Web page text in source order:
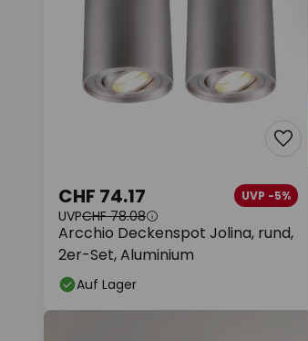
Arcchio Deckenspot Jolina, rund,
2er-Set, Aluminium
CHF 74.17 UVP -5%
UVPCHF 78.08
Auf Lager